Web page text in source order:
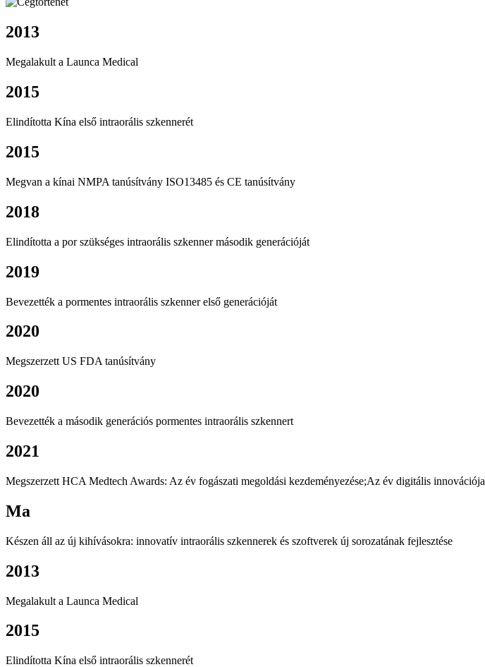
2013
Megalakult a Launca Medical
2015
Elindította Kína első intraorális szkennerét
2015
Megvan a kínai NMPA tanúsítvány ISO13485 és CE tanúsítvány
2018
Elindította a por szükséges intraorális szkenner második generációját
2019
Bevezették a pormentes intraorális szkenner első generációját
2020
Megszerzett US FDA tanúsítvány
2020
Bevezették a második generációs pormentes intraorális szkennert
2021
Megszerzett HCA Medtech Awards: Az év fogászati ​​megoldási kezdeményezése;Az év digitális innovációja
Ma
Készen áll az új kihívásokra: innovatív intraorális szkennerek és szoftverek új sorozatának fejlesztése
2013
Megalakult a Launca Medical
2015
Elindította Kína első intraorális szkennerét